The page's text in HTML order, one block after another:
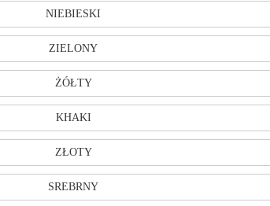
NIEBIESKI
ZIELONY
ŻÓŁTY
KHAKI
ZŁOTY
SREBRNY